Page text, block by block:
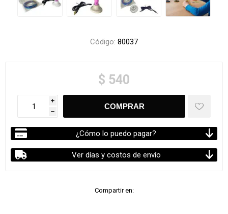
Código: 80037
$ 540
i
h
¿Cómo lo puedo pagar?
Ver días y costos de envío
Compartir en: